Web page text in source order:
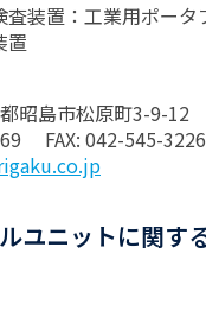
査装置：工業用ポータ
置
昭島市松原町3-9-12
FAX: 042-545-3226
ユニットに関す